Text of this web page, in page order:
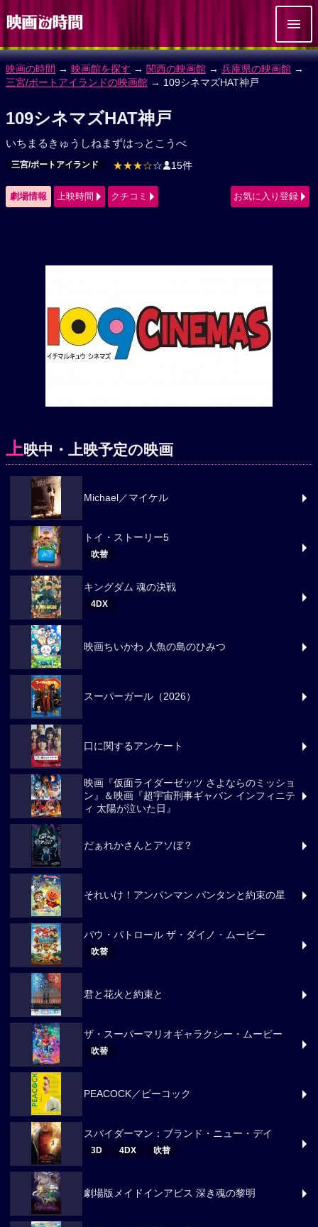
映画の時間 → 映画館を探す → 関西の映画館 → 兵庫県の映画館 →
三宮/ポートアイランドの映画館 → 109シネマズHAT神戸
109シネマズHAT神戸
いちまるきゅうしねまずはっとこうべ
三宮/ポートアイランド ★★★☆☆ 15件
劇場情報 上映時間 クチコミ お気に入り登録
上映中・上映予定の映画
Michael／マイケル
トイ・ストーリー5
吹替
キングダム 魂の決戦
4DX
映画ちいかわ 人魚の島のひみつ
スーパーガール（2026）
口に関するアンケート
映画『仮面ライダーゼッツ さよならのミッショ
ン』＆映画『超宇宙刑事ギャバン インフィニテ
ィ 太陽が泣いた日』
だぁれかさんとアソぼ？
それいけ！アンパンマン パンタンと約束の星
パウ・パトロール ザ・ダイノ・ムービー
吹替
君と花火と約束と
ザ・スーパーマリオギャラクシー・ムービー
吹替
PEACOCK／ピーコック
スパイダーマン：ブランド・ニュー・デイ
3D 4DX 吹替
劇場版メイドインアビス 深き魂の黎明